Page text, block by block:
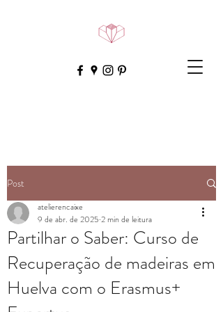
Post
Partilhar o Saber: Curso de
Recuperação de madeiras em
Huelva com o Erasmus+
atelierencaixe
9 de abr. de 2025 2 min de leitura